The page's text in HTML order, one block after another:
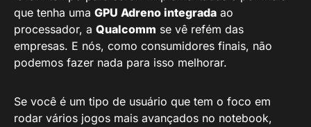
que tenha uma GPU Adreno integrada ao
processador, a Qualcomm se vê refém das
empresas. E nós, como consumidores finais, não
podemos fazer nada para isso melhorar.
Se você é um tipo de usuário que tem o foco em
rodar vários jogos mais avançados no notebook,